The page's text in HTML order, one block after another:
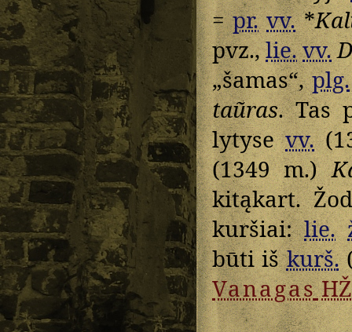
=pr. vv.*
pvz.,lie.vv.
„šamas“,plg.
taũras. Tas
lytysevv.
(1349 m.)
kitąkart.
kuršiai:lie.
būti iškurš.
VanagasHŽ